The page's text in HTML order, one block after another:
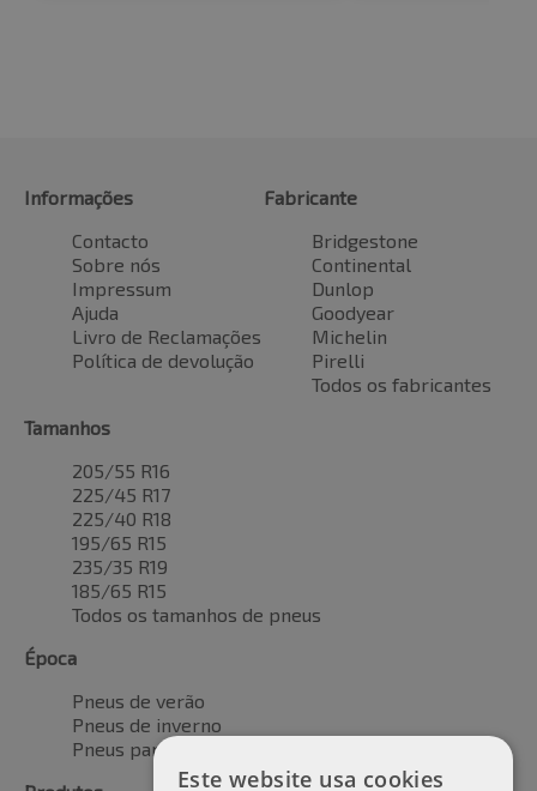
Informações
Contacto
Sobre nós
Impressum
Ajuda
Livro de Reclamações
Política de devolução
Fabricante
Bridgestone
Continental
Dunlop
Goodyear
Michelin
Pirelli
Todos os fabricantes
Tamanhos
205/55 R16
225/45 R17
225/40 R18
195/65 R15
235/35 R19
185/65 R15
Todos os tamanhos de pneus
Época
Pneus de verão
Pneus de inverno
Pneus para todas as estações
Este website usa cookies